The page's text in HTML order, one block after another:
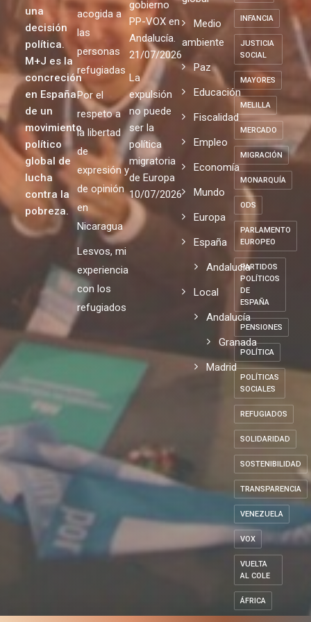
una
decisión
política.
M+J es la
concreción
en España
de un
movimiento
político
global de
lucha
contra la
pobreza.
acogida a
las
personas
refugiadas
Por el
respeto a
la libertad
de
expresión y
de opinión
en
Nicaragua
Lesvos, mi
experiencia
con los
refugiados
gobierno
PP-VOX en
Andalucía.
21/07/2026
La
expulsión
no puede
ser la
política
migratoria
de Europa
10/07/2026
Medio
ambiente
Paz
Educación
Fiscalidad
Empleo
Economía
Mundo
Europa
España
Andalucia
Local
Andalucía
Granada
Madrid
INFANCIA
JUSTICIA
SOCIAL
MAYORES
MELILLA
MERCADO
MIGRACIÓN
MONARQUÍA
ODS
PARLAMENTO
EUROPEO
PARTIDOS
POLÍTICOS
DE
ESPAÑA
PENSIONES
POLÍTICA
POLÍTICAS
SOCIALES
REFUGIADOS
SOLIDARIDAD
SOSTENIBILIDAD
TRANSPARENCIA
VENEZUELA
VOX
VUELTA
AL COLE
ÁFRICA